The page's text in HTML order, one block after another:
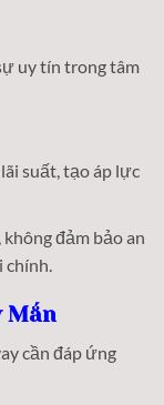
uy tín trong tâm
suất, tạo áp lực
đảm bảo an
Mắn
cần đáp ứng